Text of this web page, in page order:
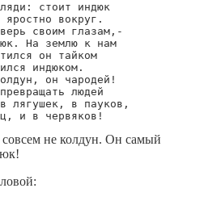
стоит индюк
яростно вокруг.
своим глазам,-
На землю к нам
он тайком
индюком.
он чародей!
людей
лягушек, в пауков,
не колдун. Он самый